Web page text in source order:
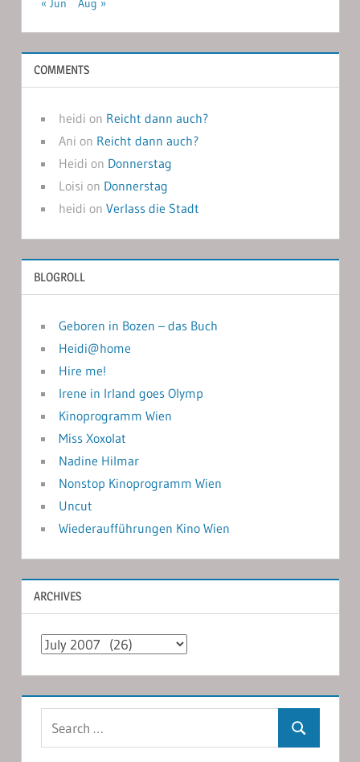
« Jun
Aug »
COMMENTS
heidi on Reicht dann auch?
Ani on Reicht dann auch?
Heidi on Donnerstag
Loisi on Donnerstag
heidi on Verlass die Stadt
BLOGROLL
Geboren in Bozen – das Buch
Heidi@home
Hire me!
Irene in Irland goes Olymp
Kinoprogramm Wien
Miss Xoxolat
Nadine Hilmar
Nonstop Kinoprogramm Wien
Uncut
Wiederaufführungen Kino Wien
ARCHIVES
Archives
Search